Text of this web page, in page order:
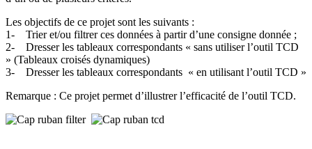
Les objectifs de ce projet sont les suivants :
1- Trier et/ou filtrer ces données à partir d’une consigne donnée ;
2- Dresser les tableaux correspondants « sans utiliser l’outil TCD
» (Tableaux croisés dynamiques)
3- Dresser les tableaux correspondants « en utilisant l’outil TCD »
Remarque : Ce projet permet d’illustrer l’efficacité de l’outil TCD.